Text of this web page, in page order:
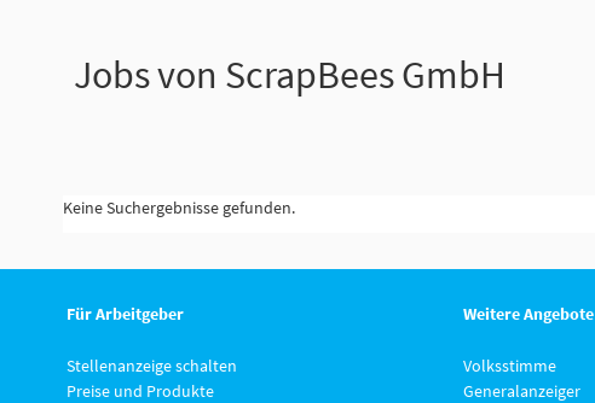
Jobs von ScrapBees GmbH
Keine Suchergebnisse gefunden.
Für Arbeitgeber
Stellenanzeige schalten
Preise und Produkte
Weitere Angebote
Volksstimme
Generalanzeiger